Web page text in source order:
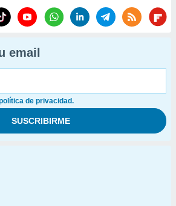
email
de privacidad.